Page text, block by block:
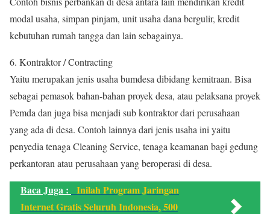
modal usaha, simpan pinjam, unit usaha dana bergulir, kredit
kebutuhan rumah tangga dan lain sebagainya.
6. Kontraktor / Contracting
Yaitu merupakan jenis usaha bumdesa dibidang kemitraan. Bisa
sebagai pemasok bahan-bahan proyek desa, atau pelaksana proyek
Pemda dan juga bisa menjadi sub kontraktor dari perusahaan
yang ada di desa. Contoh lainnya dari jenis usaha ini yaitu
penyedia tenaga Cleaning Service, tenaga keamanan bagi gedung
perkantoran atau perusahaan yang beroperasi di desa.
Baca Juga :
Inilah Program Jaringan
Internet Gratis Seluruh Indonesia, 500